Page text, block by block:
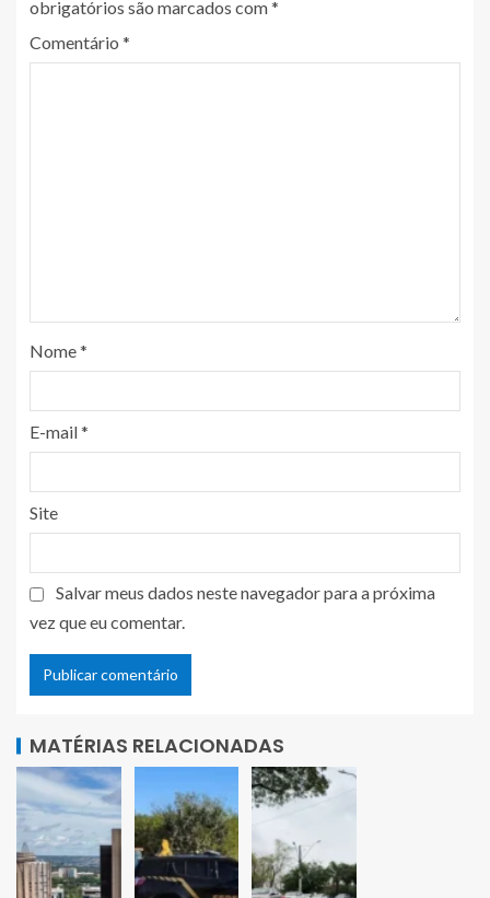
obrigatórios são marcados com*
Comentário *
Nome*
E-mail*
Site
Salvar meus dados neste navegador para a próxima
vez que eu comentar.
MATÉRIAS RELACIONADAS